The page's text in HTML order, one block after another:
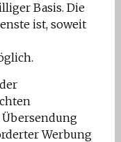
Basis. Die
ist, soweit
Werbung